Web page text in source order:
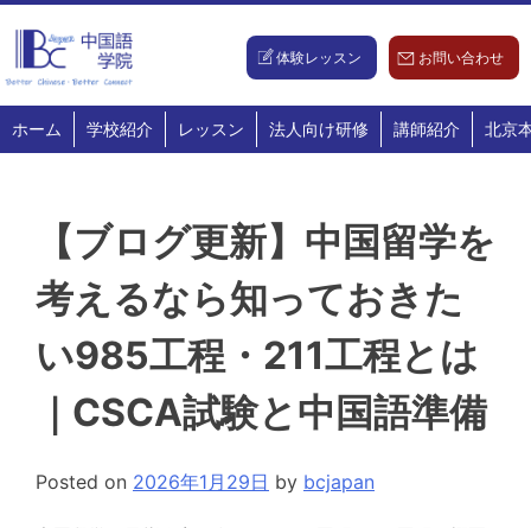
content
体験レッスン お問い合わせ
ホーム 学校紹介 レッスン 法人向け研修 講師紹介 北京
【ブログ更新】中国留学を
考えるなら知っておきた
い985工程・211工程とは
｜CSCA試験と中国語準備
Posted on 2026年1月29日 by bcjapan